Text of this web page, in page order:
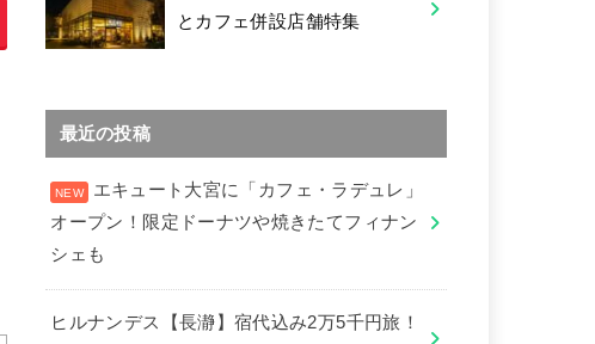
とカフェ併設店舗特集
最近の投稿
エキュート大宮に「カフェ・ラデュレ」
オープン！限定ドーナツや焼きたてフィナン
シェも
ヒルナンデス【長瀞】宿代込み2万5千円旅！